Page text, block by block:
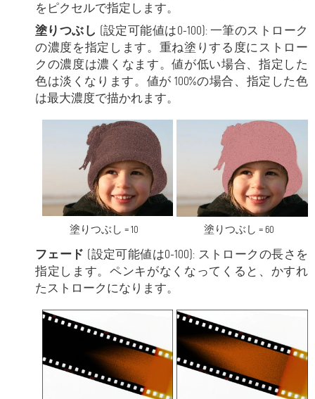
をピクセルで指定します。
塗りつぶし (設定可能値は0-100): 一筆のストローク
の濃度を指定します。重ね塗りする度にストロー
クの濃度は濃くなます。値が低い場合、指定した
色は淡くなります。値が 100%の場合、指定した色
は最大濃度で描かれます。
塗りつぶし = 10 塗りつぶし = 60
フェード (設定可能値は0-100): ストロークの長さを
指定します。ペンキがなくなってくると、かすれ
たストロークになります。